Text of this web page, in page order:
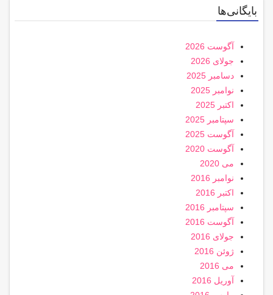
بایگانی‌ها
آگوست 2026
جولای 2026
دسامبر 2025
نوامبر 2025
اکتبر 2025
سپتامبر 2025
آگوست 2025
آگوست 2020
می 2020
نوامبر 2016
اکتبر 2016
سپتامبر 2016
آگوست 2016
جولای 2016
ژوئن 2016
می 2016
آوریل 2016